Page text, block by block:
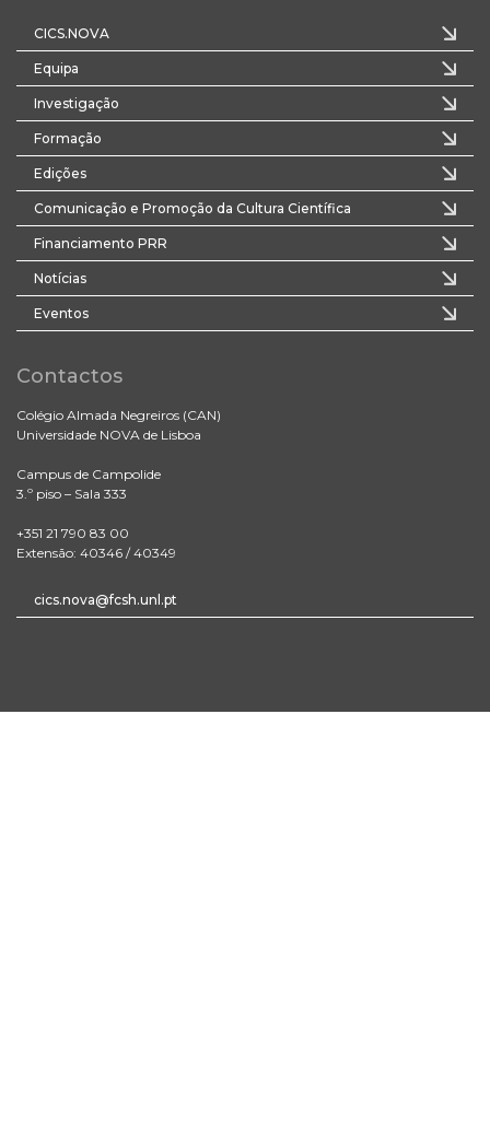
CICS.NOVA
Equipa
Investigação
Formação
Edições
Comunicação e Promoção da Cultura Científica
Financiamento PRR
Notícias
Eventos
Contactos
Colégio Almada Negreiros (CAN)
Universidade NOVA de Lisboa
Campus de Campolide
3.º piso – Sala 333
+351 21 790 83 00
Extensão: 40346 / 40349
cics.nova@fcsh.unl.pt